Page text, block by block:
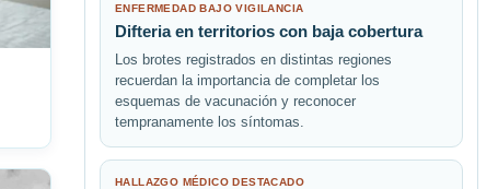
ENFERMEDAD BAJO VIGILANCIA
Difteria en territorios con baja cobertura
Los brotes registrados en distintas regiones
recuerdan la importancia de completar los
esquemas de vacunación y reconocer
tempranamente los síntomas.
HALLAZGO MÉDICO DESTACADO